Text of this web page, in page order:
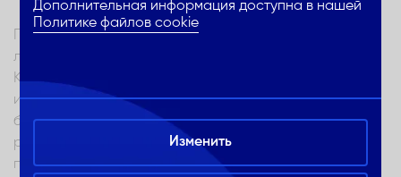
Покупка автомобиля — большой шаг для многих
людей, и часто требует больших финансовых затрат.
Кредит на покупку автомобиля может быть полезным
инструментом, который позволит приобрести машину
без немедленного полного платежа. В этой статье мы
рассмотрим полезные советы по выбору наилучшего
предложения кредита на авто и методы снижения
Дополнительная информация доступна в нашей
Политике файлов cookie
Изменить